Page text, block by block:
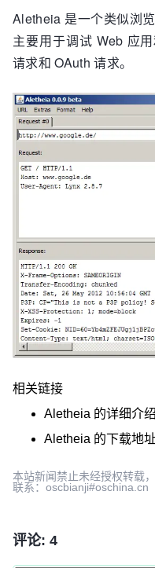
Aletheia 是一个类似浏
主要用于调试 Web 应
请求和 OAuth 请求。
相关链接
Aletheia 的详细介
Aletheia 的下载地
本站新闻禁止未经授权转载
联系：oscbianji#oschina.cn
评论: 4